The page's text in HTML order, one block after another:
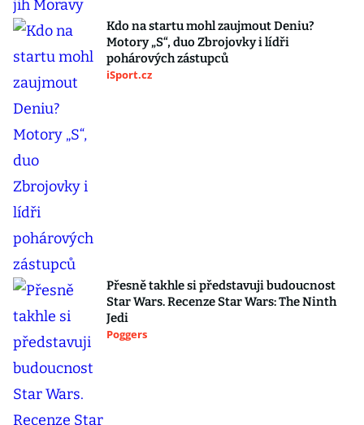
Kdo na startu mohl zaujmout Deniu?
Motory „S“, duo Zbrojovky i lídři
pohárových zástupců
iSport.cz
Přesně takhle si představuji budoucnost
Star Wars. Recenze Star Wars: The Ninth
Jedi
Poggers